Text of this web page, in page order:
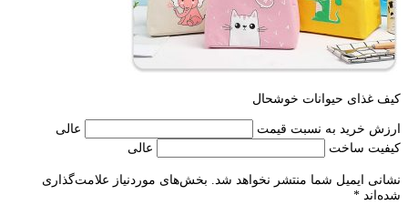
کیف غذای حیوانات خوشحال
ارزش خرید به نسبت قیمت
عالی
کیفیت ساخت
عالی
نشانی ایمیل شما منتشر نخواهد شد.
بخش‌های موردنیاز علامت‌گذاری
شده‌اند *